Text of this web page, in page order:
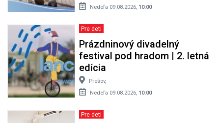
Nedeľa 09.08.2026, 10:00
Pre deti
Prázdninový divadelný
festival pod hradom | 2. letná
edícia
Prešov,
Nedeľa 09.08.2026, 10:00
Pre deti